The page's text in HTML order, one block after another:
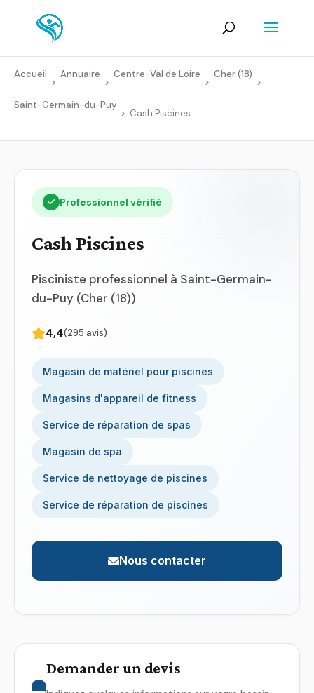
Accueil
>
Annuaire
>
Centre-Val de Loire
>
Cher (18)
>
Saint-Germain-du-Puy
> Cash Piscines
Professionnel vérifié
Cash Piscines
Pisciniste professionnel à Saint-Germain-
du-Puy (Cher (18))
4,4(295 avis)
Magasin de matériel pour piscines
Magasins d'appareil de fitness
Service de réparation de spas
Magasin de spa
Service de nettoyage de piscines
Service de réparation de piscines
Nous contacter
Demander un devis